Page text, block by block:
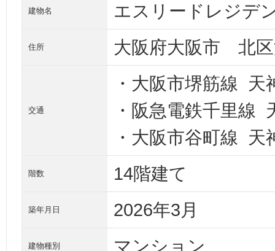
建物名 エスリードレジデ
住所 大阪府大阪市 北
交通
・大阪市堺筋線 天
・阪急電鉄千里線
・大阪市谷町線 天
階数 14階建て
築年月日 2026年3月
建物種別 マンション